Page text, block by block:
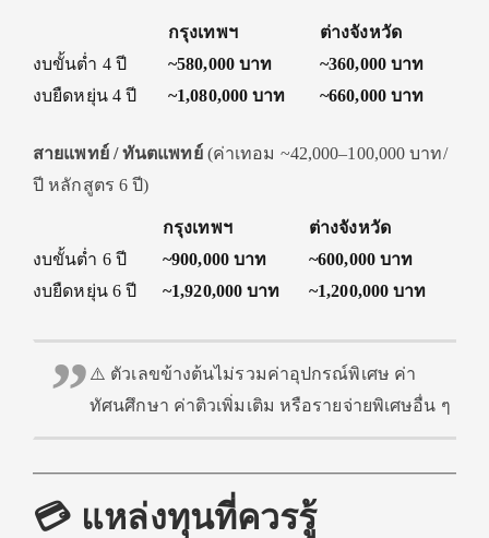
กรุงเทพฯ
ต่างจังหวัด
งบขั้นต่ำ 4 ปี
~580,000 บาท
~360,000 บาท
งบยืดหยุ่น 4 ปี
~1,080,000 บาท ~660,000 บาท
สายแพทย์ / ทันตแพทย์(ค่าเทอม ~42,000–100,000 บาท/
ปี หลักสูตร 6 ปี)
กรุงเทพฯ
ต่างจังหวัด
งบขั้นต่ำ 6 ปี
~900,000 บาท
~600,000 บาท
งบยืดหยุ่น 6 ปี
~1,920,000 บาท ~1,200,000 บาท
⚠️ ตัวเลขข้างต้นไม่รวมค่าอุปกรณ์พิเศษ ค่า
ทัศนศึกษา ค่าติวเพิ่มเติม หรือรายจ่ายพิเศษอื่น ๆ
💳 แหล่งทุนที่ควรรู้